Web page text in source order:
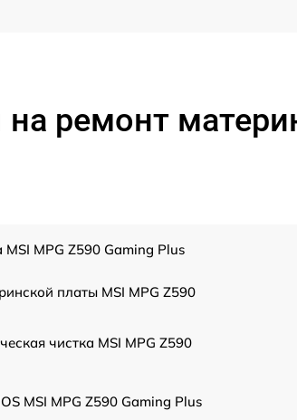
ремонт
MSI MPG Z590 Gaming Plus
платы MSI MPG Z590
чистка MSI MPG Z590
MSI MPG Z590 Gaming Plus